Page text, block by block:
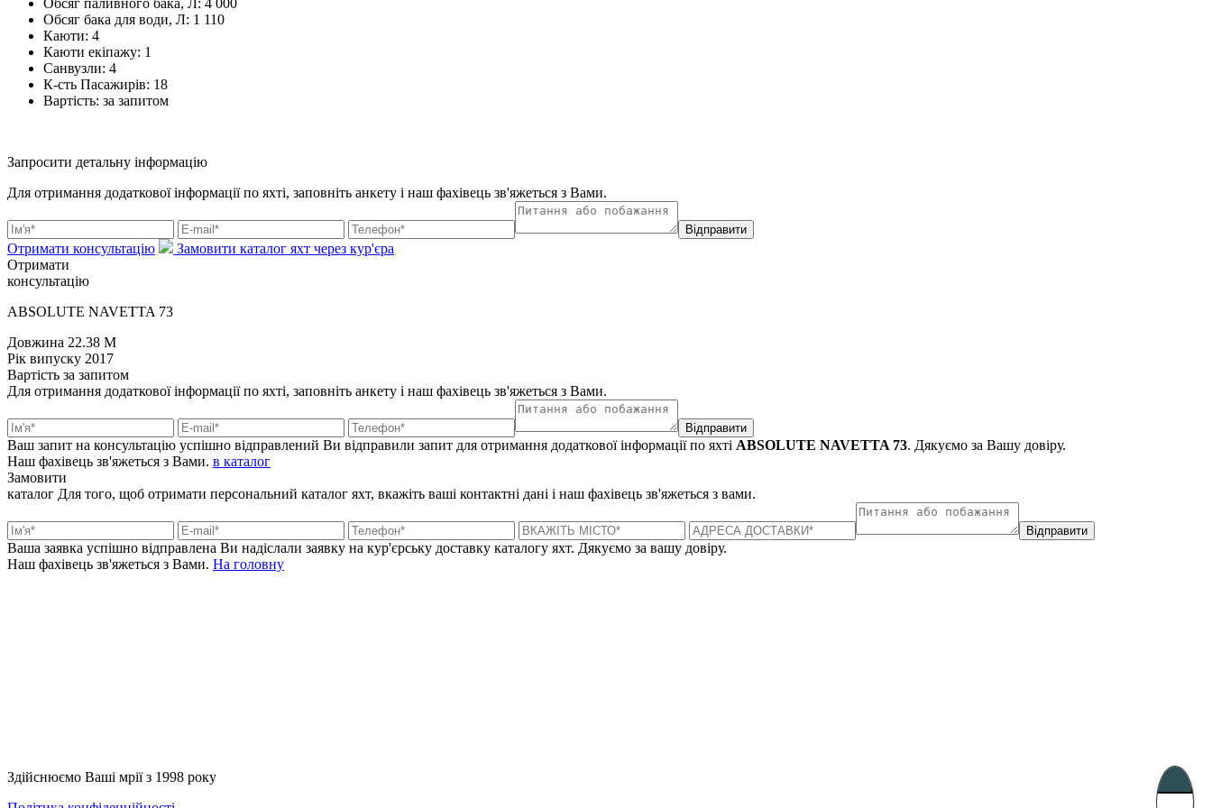
Обсяг бака для води, Л: 1 110
Каюти: 4
Каюти екіпажу: 1
Санвузли: 4
К-сть Пасажирів: 18
Вартість: за запитом
Запросити детальну інформацію
Для отримання додаткової інформації по яхті, заповніть анкету і наш фахівець зв'яжеться з Вами.
Відправити
Отримати консультацію
Замовити каталог яхт через кур'єра
Отримати
консультацію
ABSOLUTE NAVETTA 73
Довжина 22.38 M
Рік випуску 2017
Вартість за запитом
Для отримання додаткової інформації по яхті, заповніть анкету і наш фахівець зв'яжеться з Вами.
Відправити
Ваш запит на консультацію успішно відправлений Ви відправили запит для отримання додаткової інформації по яхті ABSOLUTE NAVETTA 73. Дякуємо за Вашу довіру.
Наш фахівець зв'яжеться з Вами. в каталог
Замовити
каталог Для того, щоб отримати персональний каталог яхт, вкажіть ваші контактні дані і наш фахівець зв'яжеться з вами.
Відправити
Ваша заявка успішно відправлена Ви надіслали заявку на кур'єрську доставку каталогу яхт. Дякуємо за вашу довіру.
Наш фахівець зв'яжеться з Вами. На головну
Здійснюємо Ваші мрії з 1998 року